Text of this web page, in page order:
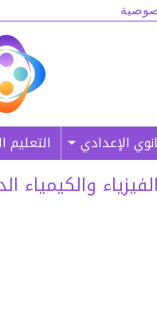
الإعدادي التعليم
والكيمياء الدورة